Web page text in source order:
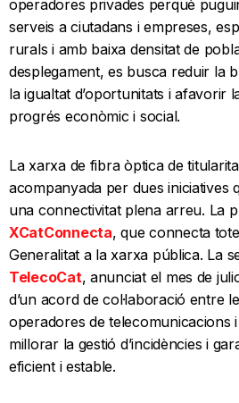
operadores privades perquè
serveis a ciutadans i empreses,
rurals i amb baixa densitat de
desplegament, es busca reduir la
la igualtat d’oportunitats i afavorir
progrés econòmic i social.
La xarxa de fibra òptica de
acompanyada per dues iniciatives
una connectivitat plena arreu. La
XCatConnecta, que connecta
Generalitat a la xarxa pública. La
TelecoCat, anunciat el mes de
d’un acord de col·laboració entre
operadores de telecomunicacions
millorar la gestió d’incidències i
eficient i estable.